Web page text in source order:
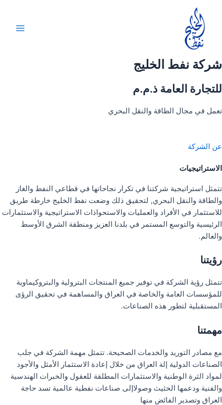
المحتوى
شركة نفط الخليج
للتجارة العامة ذ.م.م
تعمل في مجال الطاقة والنقل البحري
عن الشركة
الاستراتيجيات
تتمثل استراتيجية شركتنا في تكرار نجاحاتها في قطاعي النفط والغاز
والطاقة والنقل البحري, لتحقيق ذلك وضعت نفط الخليج خارطة طريق
للاستثمار في الأفراد والعمليات والاستحواذات الاستراتيجية والاستثمارات
الرئيسية والتوسع المستمر في بلدنا العزيز ومنطقة الشرق الأوسط
والعالم.
رؤيتنا
تتمثل رؤية الشركة في توفير جميع المنتجات البترولية والبتروكيماوية
للمؤسسات العامة والخاصة في العراق والمساهمة في تحقيق الرؤى
المستقبلية لتطور هذه الصناعات.
مهمتنا
مع مصادر التوريد والخدمات الصحيحة. تتمثل مهمة الشركة في جلب
الصناعات الدولية إلة العراق من خلال إعادة الاستثمار الأمثل والأجود
لمواد الثرة الوطنية والاستثمارات المطلقة للعقول والخبرات الهندسية
والفنية ودعمها الحثيث وصولاإلى صناعات نفطية عالمية تسد حاجة
العراق وتصدير الفائض منها